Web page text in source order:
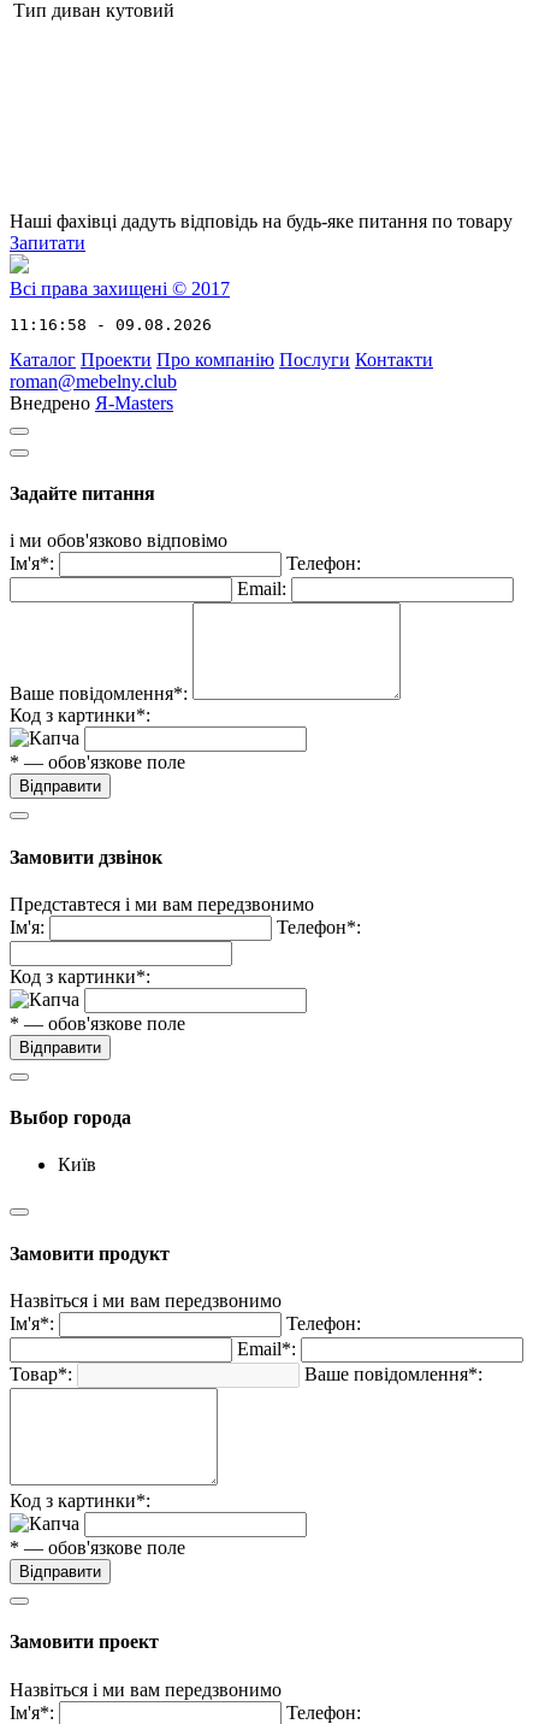
Тип диван кутовий
Наші фахівці дадуть відповідь на будь-яке питання по товару
Запитати
Всі права захищені © 2017
11:16:58 - 09.08.2026
Каталог Проекти Про компанію Послуги Контакти
roman@mebelny.club
Внедрено Я-Masters
Задайте питання
і ми обов'язково відповімо
Ім'я*:
Телефон:
Email:
Ваше повідомлення*:
Код з картинки*:
* — обов'язкове поле
Відправити
Замовити дзвінок
Представтеся і ми вам передзвонимо
Ім'я:
Телефон*:
Код з картинки*:
* — обов'язкове поле
Відправити
Выбор города
Київ
Замовити продукт
Назвіться і ми вам передзвонимо
Ім'я*:
Телефон:
Email*:
Товар*:
Ваше повідомлення*:
Код з картинки*:
* — обов'язкове поле
Відправити
Замовити проект
Назвіться і ми вам передзвонимо
Ім'я*:
Телефон: